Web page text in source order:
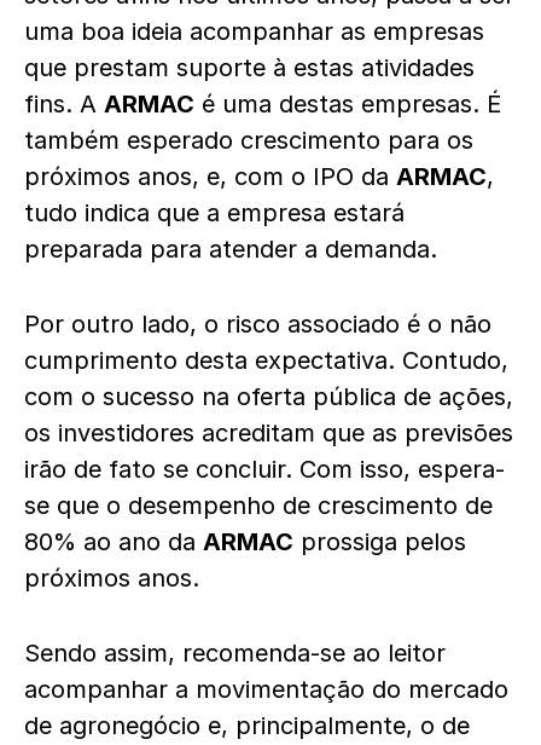
uma boa ideia acompanhar as empresas
que prestam suporte à estas atividades
fins. A ARMAC é uma destas empresas. É
também esperado crescimento para os
próximos anos, e, com o IPO da ARMAC,
tudo indica que a empresa estará
preparada para atender a demanda.
Por outro lado, o risco associado é o não
cumprimento desta expectativa. Contudo,
com o sucesso na oferta pública de ações,
os investidores acreditam que as previsões
irão de fato se concluir. Com isso, espera-
se que o desempenho de crescimento de
80% ao ano da ARMAC prossiga pelos
próximos anos.
Sendo assim, recomenda-se ao leitor
acompanhar a movimentação do mercado
de agronegócio e, principalmente, o de